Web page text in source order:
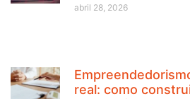
abril 28, 2026
real: como